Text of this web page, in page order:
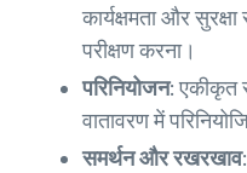
कार्यक्षमता और
परीक्षण करना।
परिनियोजन:एकीकृत
वातावरण में
समर्थन और रखरखाव: